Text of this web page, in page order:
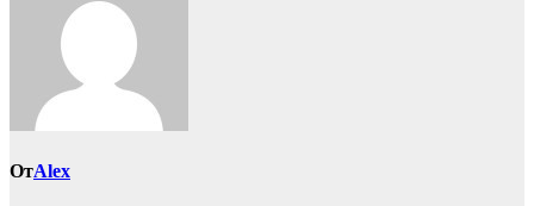
ОтAlex